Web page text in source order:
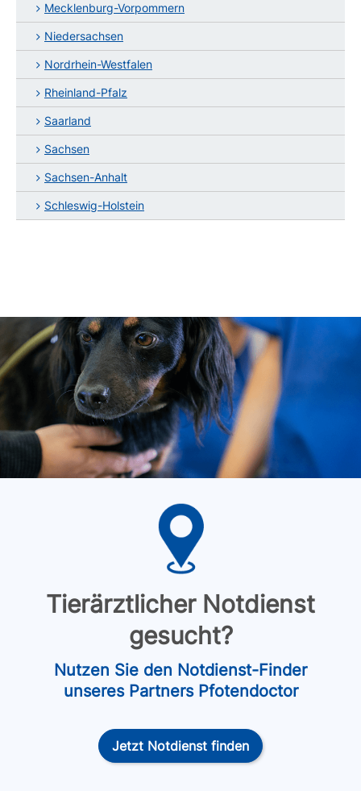
Mecklenburg-Vorpommern
Niedersachsen
Nordrhein-Westfalen
Rheinland-Pfalz
Saarland
Sachsen
Sachsen-Anhalt
Schleswig-Holstein
Tierärztlicher Notdienst
gesucht?
Nutzen Sie den Notdienst-Finder
unseres Partners Pfotendoctor
Jetzt Notdienst finden